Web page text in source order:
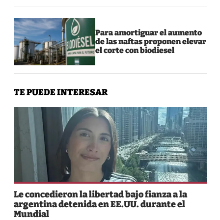
Para amortiguar el aumento
de las naftas proponen elevar
el corte con biodiesel
TE PUEDE INTERESAR
Le concedieron la libertad bajo fianza a la
argentina detenida en EE.UU. durante el
Mundial